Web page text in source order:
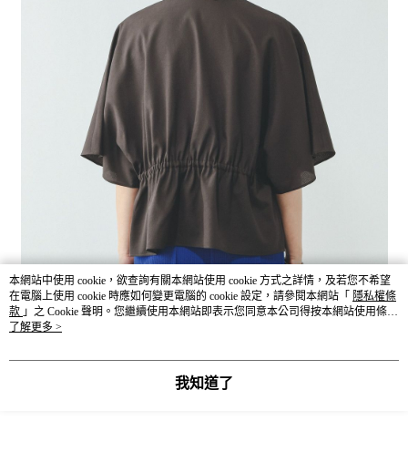
本網站中使用 cookie，欲查詢有關本網站使用 cookie 方式之詳情，及若您不希望
在電腦上使用 cookie 時應如何變更電腦的 cookie 設定，請參閱本網站「 隱私權條
款 」之 Cookie 聲明。您繼續使用本網站即表示您同意本公司得按本網站使用條款
之 Cookie 聲明使用 cookie。
了解更多 >
我知道了